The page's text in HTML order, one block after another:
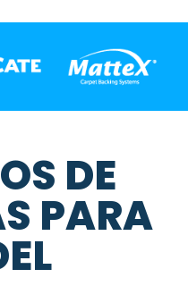
DE
PARA